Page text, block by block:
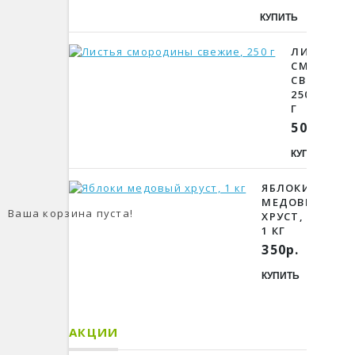
Ваша корзина пуста!
КУПИТЬ
ЛИСТЬЯ
СВЕЖИЕ,
250
Г
500р.
КУПИТЬ
ЯБЛОКИ
МЕДОВЫЙ
ХРУСТ,
1 КГ
350р.
КУПИТЬ
АКЦИИ